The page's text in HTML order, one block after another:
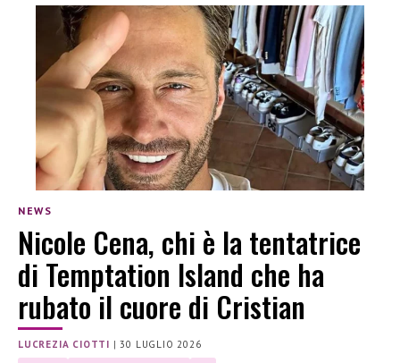
NEWS
Nicole Cena, chi è la tentatrice
di Temptation Island che ha
rubato il cuore di Cristian
LUCREZIA CIOTTI |30 LUGLIO 2026